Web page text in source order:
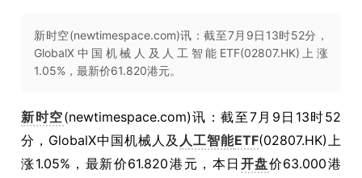
新时空(newtimespace.com)讯：截至7月9日13时52分，
GlobalX中国机械人及人工智能ETF(02807.HK)上涨
1.05%，最新价61.820港元。
新时空(newtimespace.com)讯：截至7月9日13时52
分，GlobalX中国机械人及 人工智能ETF(02807.HK)上
涨1.05%，最新价61.820港元，本日 开盘价63.000港